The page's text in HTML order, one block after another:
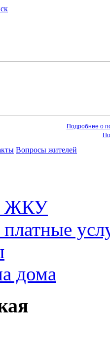
Подробнее о
Вопросы жителей
ЖКУ
дома